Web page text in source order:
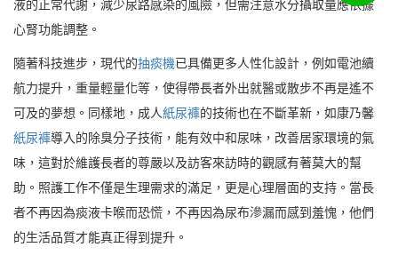
液的正常代謝，減少尿路感染的風險，但需注意水分攝取量應依據
心腎功能調整。
隨著科技進步，現代的抽痰機已具備更多人性化設計，例如電池續
航力提升，重量輕量化等，使得帶長者外出就醫或散步不再是遙不
可及的夢想。同樣地，成人紙尿褲的技術也在不斷革新，如康乃馨
紙尿褲導入的除臭分子技術，能有效中和尿味，改善居家環境的氣
味，這對於維護長者的尊嚴以及訪客來訪時的觀感有著莫大的幫
助。照護工作不僅是生理需求的滿足，更是心理層面的支持。當長
者不再因為痰液卡喉而恐慌，不再因為尿布滲漏而感到羞愧，他們
的生活品質才能真正得到提升。